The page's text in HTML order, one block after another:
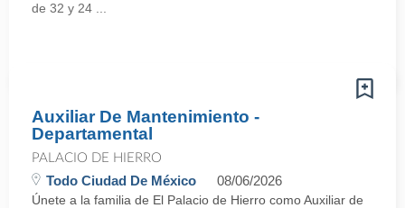
de 32 y 24 ...
Auxiliar De Mantenimiento -
Departamental
PALACIO DE HIERRO
Todo Ciudad De México 08/06/2026
Únete a la familia de El Palacio de Hierro como Auxiliar de